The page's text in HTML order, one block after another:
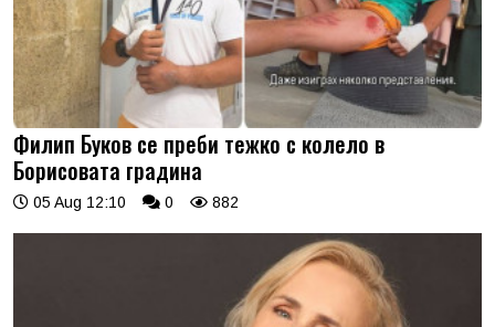
Филип Буков се преби тежко с колело в
Борисовата градина
05 Aug 12:10 0 882